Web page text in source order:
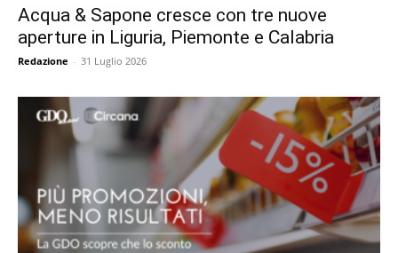
Acqua & Sapone cresce con tre nuove
aperture in Liguria, Piemonte e Calabria
Redazione - 31 Luglio 2026